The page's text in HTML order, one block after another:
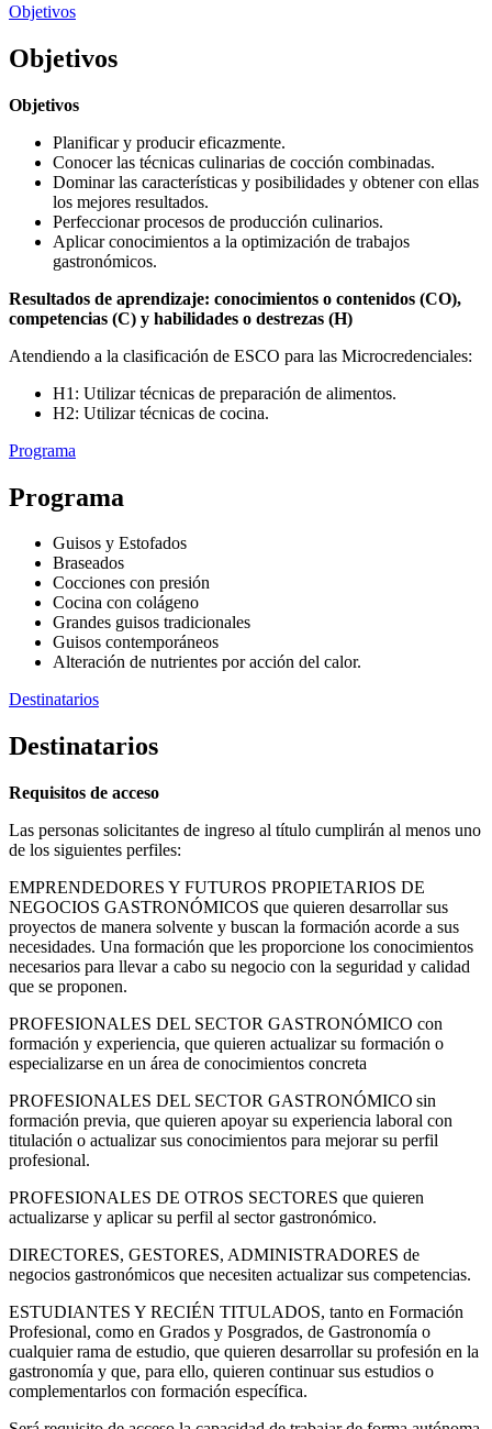
Objetivos
Objetivos
Objetivos
Planificar y producir eficazmente.
Conocer las técnicas culinarias de cocción combinadas.
Dominar las características y posibilidades y obtener con ellas
los mejores resultados.
Perfeccionar procesos de producción culinarios.
Aplicar conocimientos a la optimización de trabajos
gastronómicos.
Resultados de aprendizaje: conocimientos o contenidos (CO),
competencias (C) y habilidades o destrezas (H)
Atendiendo a la clasificación de ESCO para las Microcredenciales:
H1: Utilizar técnicas de preparación de alimentos.
H2: Utilizar técnicas de cocina.
Programa
Programa
Guisos y Estofados
Braseados
Cocciones con presión
Cocina con colágeno
Grandes guisos tradicionales
Guisos contemporáneos
Alteración de nutrientes por acción del calor.
Destinatarios
Destinatarios
Requisitos de acceso
Las personas solicitantes de ingreso al título cumplirán al menos uno
de los siguientes perfiles:
EMPRENDEDORES Y FUTUROS PROPIETARIOS DE
NEGOCIOS GASTRONÓMICOS que quieren desarrollar sus
proyectos de manera solvente y buscan la formación acorde a sus
necesidades. Una formación que les proporcione los conocimientos
necesarios para llevar a cabo su negocio con la seguridad y calidad
que se proponen.
PROFESIONALES DEL SECTOR GASTRONÓMICO con
formación y experiencia, que quieren actualizar su formación o
especializarse en un área de conocimientos concreta
PROFESIONALES DEL SECTOR GASTRONÓMICO sin
formación previa, que quieren apoyar su experiencia laboral con
titulación o actualizar sus conocimientos para mejorar su perfil
profesional.
PROFESIONALES DE OTROS SECTORES que quieren
actualizarse y aplicar su perfil al sector gastronómico.
DIRECTORES, GESTORES, ADMINISTRADORES de
negocios gastronómicos que necesiten actualizar sus competencias.
ESTUDIANTES Y RECIÉN TITULADOS, tanto en Formación
Profesional, como en Grados y Posgrados, de Gastronomía o
cualquier rama de estudio, que quieren desarrollar su profesión en la
gastronomía y que, para ello, quieren continuar sus estudios o
complementarlos con formación específica.